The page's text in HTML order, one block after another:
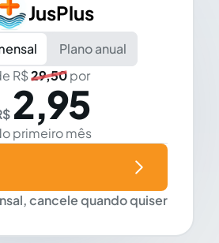
JusPlus
Plano anual
R$29,50por
2,95
primeiro mês
cancele quando quiser